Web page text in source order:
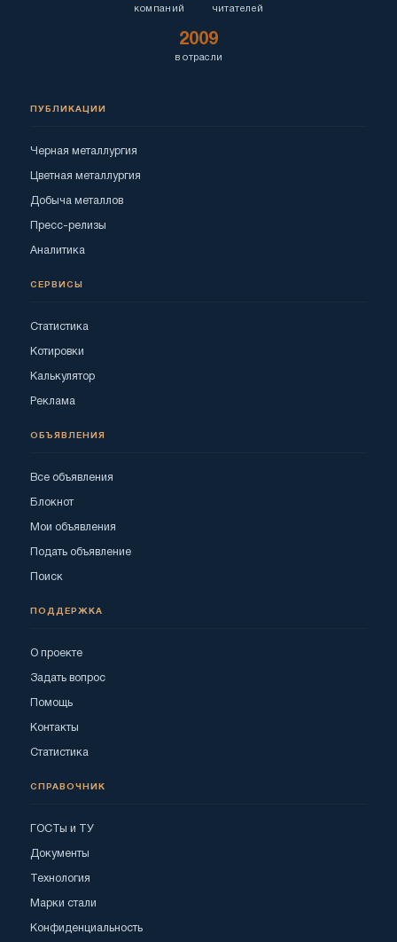
компаний читателей
2009
в отрасли
ПУБЛИКАЦИИ
Черная металлургия
Цветная металлургия
Добыча металлов
Пресс-релизы
Аналитика
СЕРВИСЫ
Статистика
Котировки
Калькулятор
Реклама
ОБЪЯВЛЕНИЯ
Все объявления
Блокнот
Мои объявления
Подать объявление
Поиск
ПОДДЕРЖКА
О проекте
Задать вопрос
Помощь
Контакты
Статистика
СПРАВОЧНИК
ГОСТы и ТУ
Документы
Технология
Марки стали
Конфиденциальность